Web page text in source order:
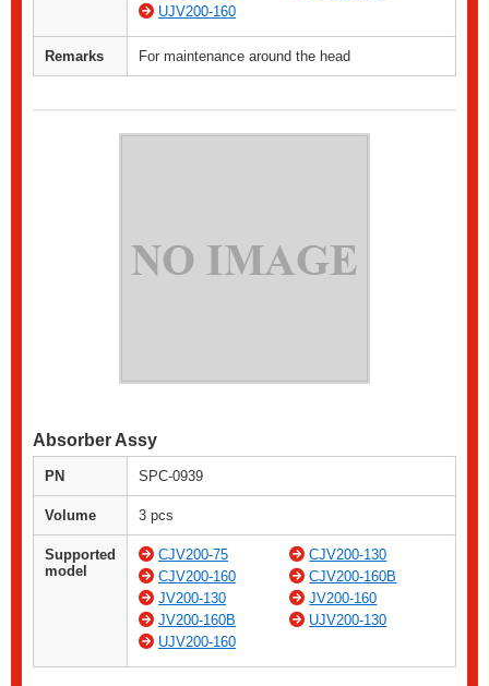
UJV200-160
Remarks For maintenance around the head
Absorber Assy
PN SPC-0939
Volume 3 pcs
Supported
model
CJV200-75
CJV200-130
CJV200-160
CJV200-160B
JV200-130
JV200-160
JV200-160B
UJV200-130
UJV200-160